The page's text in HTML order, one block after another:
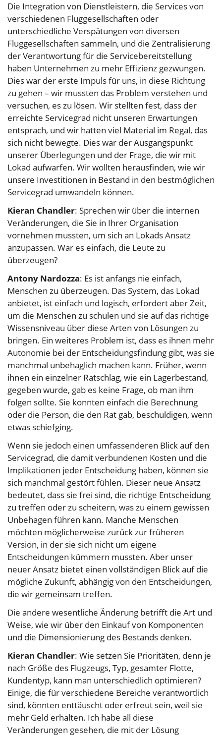
Die Integration von Dienstleistern, die Services von
verschiedenen Fluggesellschaften oder
unterschiedliche Verspätungen von diversen
Fluggesellschaften sammeln, und die Zentralisierung
der Verantwortung für die Servicebereitstellung
haben Unternehmen zu mehr Effizienz gezwungen.
Dies war der erste Impuls für uns, in diese Richtung
zu gehen – wir mussten das Problem verstehen und
versuchen, es zu lösen. Wir stellten fest, dass der
erreichte Servicegrad nicht unseren Erwartungen
entsprach, und wir hatten viel Material im Regal, das
sich nicht bewegte. Dies war der Ausgangspunkt
unserer Überlegungen und der Frage, die wir mit
Lokad aufwarfen. Wir wollten herausfinden, wie wir
unsere Investitionen in Bestand in den bestmöglichen
Servicegrad umwandeln können.
Kieran Chandler: Sprechen wir über die internen
Veränderungen, die Sie in Ihrer Organisation
vornehmen mussten, um sich an Lokads Ansatz
anzupassen. War es einfach, die Leute zu
überzeugen?
Antony Nardozza: Es ist anfangs nie einfach,
Menschen zu überzeugen. Das System, das Lokad
anbietet, ist einfach und logisch, erfordert aber Zeit,
um die Menschen zu schulen und sie auf das richtige
Wissensniveau über diese Arten von Lösungen zu
bringen. Ein weiteres Problem ist, dass es ihnen mehr
Autonomie bei der Entscheidungsfindung gibt, was sie
manchmal unbehaglich machen kann. Früher, wenn
ihnen ein einzelner Ratschlag, wie ein Lagerbestand,
gegeben wurde, gab es keine Frage, ob man ihm
folgen sollte. Sie konnten einfach die Berechnung
oder die Person, die den Rat gab, beschuldigen, wenn
etwas schiefging.
Wenn sie jedoch einen umfassenderen Blick auf den
Servicegrad, die damit verbundenen Kosten und die
Implikationen jeder Entscheidung haben, können sie
sich manchmal gestört fühlen. Dieser neue Ansatz
bedeutet, dass sie frei sind, die richtige Entscheidung
zu treffen oder zu scheitern, was zu einem gewissen
Unbehagen führen kann. Manche Menschen
möchten möglicherweise zurück zur früheren
Version, in der sie sich nicht um eigene
Entscheidungen kümmern mussten. Aber unser
neuer Ansatz bietet einen vollständigen Blick auf die
mögliche Zukunft, abhängig von den Entscheidungen,
die wir gemeinsam treffen.
Die andere wesentliche Änderung betrifft die Art und
Weise, wie wir über den Einkauf von Komponenten
und die Dimensionierung des Bestands denken.
Kieran Chandler: Wie setzen Sie Prioritäten, denn je
nach Größe des Flugzeugs, Typ, gesamter Flotte,
Kundentyp, kann man unterschiedlich optimieren?
Einige, die für verschiedene Bereiche verantwortlich
sind, könnten enttäuscht oder erfreut sein, weil sie
mehr Geld erhalten. Ich habe all diese
Veränderungen gesehen, die mit der Lösung